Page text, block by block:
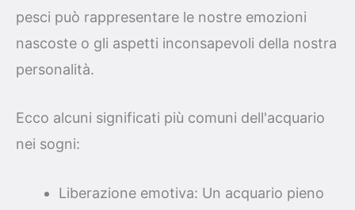
pesci può rappresentare le nostre emozioni
nascoste o gli aspetti inconsapevoli della nostra
personalità.
Ecco alcuni significati più comuni dell'acquario
nei sogni:
Liberazione emotiva: Un acquario pieno